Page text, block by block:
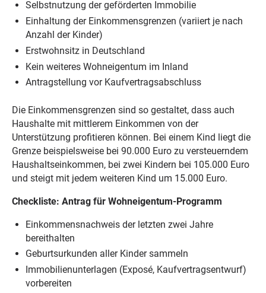
Selbstnutzung der geförderten Immobilie
Einhaltung der Einkommensgrenzen (variiert je nach
Anzahl der Kinder)
Erstwohnsitz in Deutschland
Kein weiteres Wohneigentum im Inland
Antragstellung vor Kaufvertragsabschluss
Die Einkommensgrenzen sind so gestaltet, dass auch
Haushalte mit mittlerem Einkommen von der
Unterstützung profitieren können. Bei einem Kind liegt die
Grenze beispielsweise bei 90.000 Euro zu versteuerndem
Haushaltseinkommen, bei zwei Kindern bei 105.000 Euro
und steigt mit jedem weiteren Kind um 15.000 Euro.
Checkliste: Antrag für Wohneigentum-Programm
Einkommensnachweis der letzten zwei Jahre
bereithalten
Geburtsurkunden aller Kinder sammeln
Immobilienunterlagen (Exposé, Kaufvertragsentwurf)
vorbereiten